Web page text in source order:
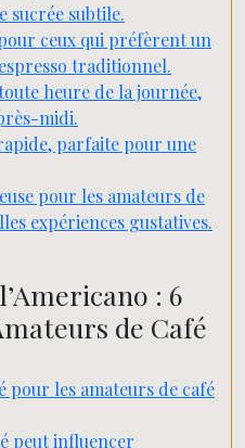
sucrée subtile.
ceux qui préfèrent un
traditionnel.
heure de la journée,
midi.
parfaite pour une
pour les amateurs de
expériences gustatives.
: 6
de Café
pour les amateurs de café
peut influencer